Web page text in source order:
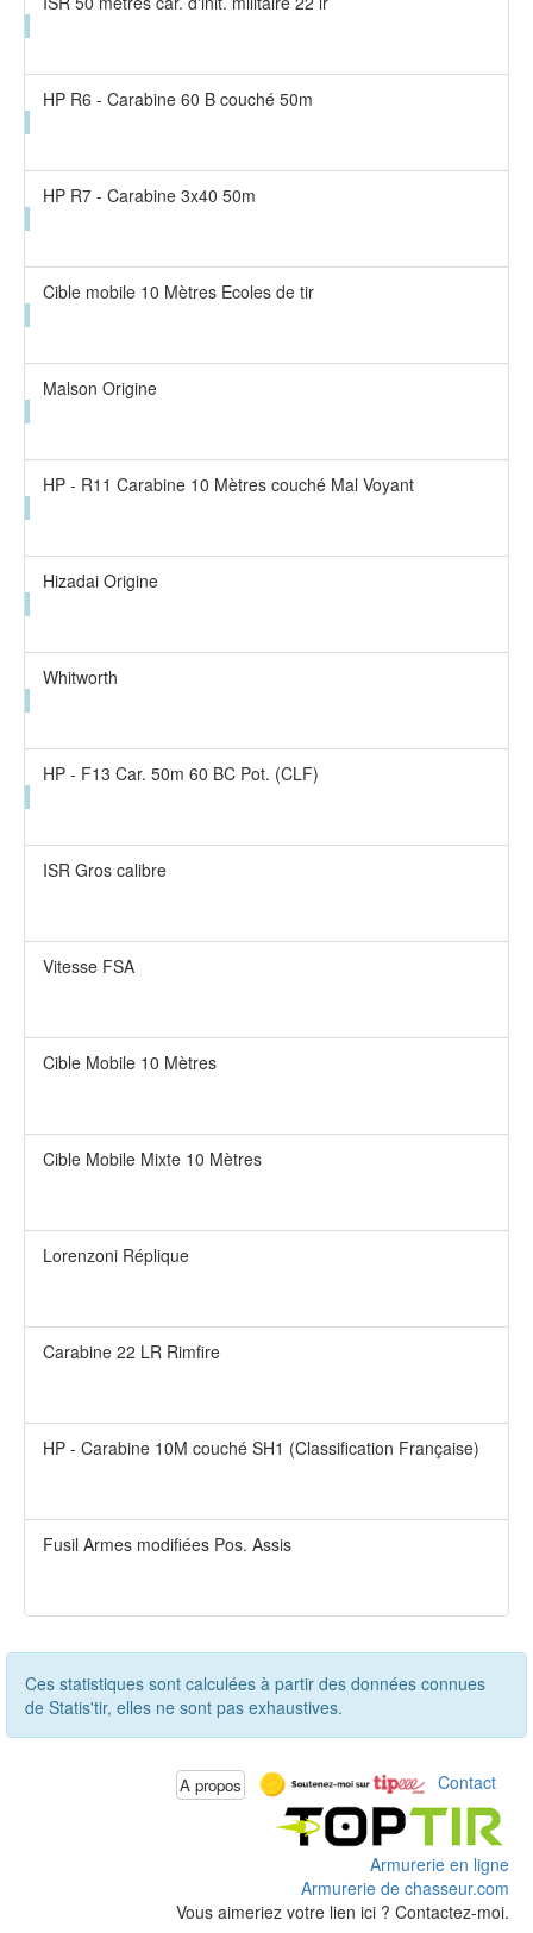
HP R6 - Carabine 60 B couché 50m
HP R7 - Carabine 3x40 50m
Cible mobile 10 Mètres Ecoles de tir
Malson Origine
HP - R11 Carabine 10 Mètres couché Mal Voyant
Hizadai Origine
Whitworth
HP - F13 Car. 50m 60 BC Pot. (CLF)
ISR Gros calibre
Vitesse FSA
Cible Mobile 10 Mètres
Cible Mobile Mixte 10 Mètres
Lorenzoni Réplique
Carabine 22 LR Rimfire
HP - Carabine 10M couché SH1 (Classification Française)
Fusil Armes modifiées Pos. Assis
Ces statistiques sont calculées à partir des données connues
de Statis'tir, elles ne sont pas exhaustives.
A propos Contact
Armurerie en ligne
Armurerie de chasseur.com
Vous aimeriez votre lien ici ? Contactez-moi.